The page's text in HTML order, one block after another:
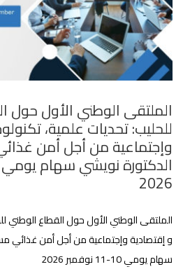
الملتقى الوطني الأول حول
للحليب: تحديات علمية،
وإجتماعية من أجل أمن
2026
الملتقى الوطني الأول حول القطاع الوطني
و إقتصادية وإجتماعية من أجل أمن غذائي
سهام يومي 10-11 نوفمبر 2026